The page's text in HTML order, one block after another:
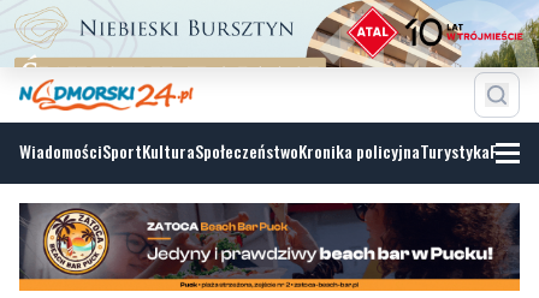
WiadomościSportKulturaSpołeczeństwoKronika policyjnaTurystyka
Jechał porsche 141 km/h. Był pod